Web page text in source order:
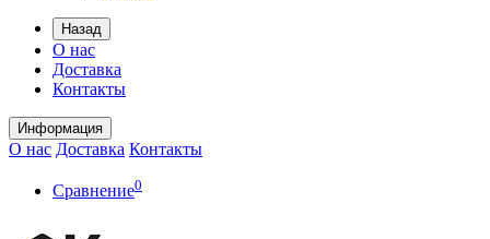
Назад
О нас
Доставка
Контакты
Информация
О нас Доставка Контакты
Сравнение0